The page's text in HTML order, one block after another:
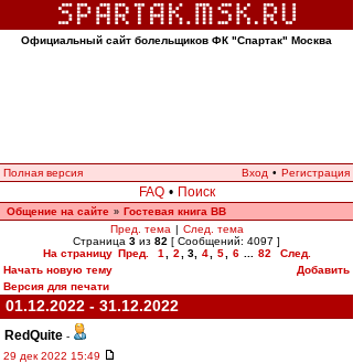
Официальный сайт болельщиков ФК "Спартак" Москва
Полная версия Вход • Регистрация
FAQ • Поиск
Общение на сайте » Гостевая книга ВВ
Пред. тема | След. тема
Страница 3 из 82 [ Сообщений: 4097 ]
На страницу Пред. 1 2 3, 4 5 6 82
След.
Начать новую тему
Добавить
Версия для печати
01.12.2022 - 31.12.2022
RedQuite -
29 дек 2022 15:49